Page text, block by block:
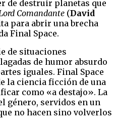
de destruir planetas que
Comandante (David
para abrir una brecha
Final Space.
de situaciones
de humor absurdo
iguales. Final Space
la ciencia ficción de una
como «a destajo». La
género, servidos en un
no hacen sino volverlos